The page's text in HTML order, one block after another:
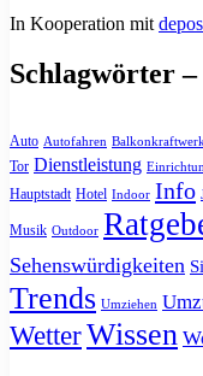
In Kooperation mit
Schlagwörter –
Auto Autofahren
Tor Dienstleistung
Hauptstadt Hotel Indoor Info
Musik Outdoor
Sehenswürdigkeiten
Trends Umziehen
WetterWissen